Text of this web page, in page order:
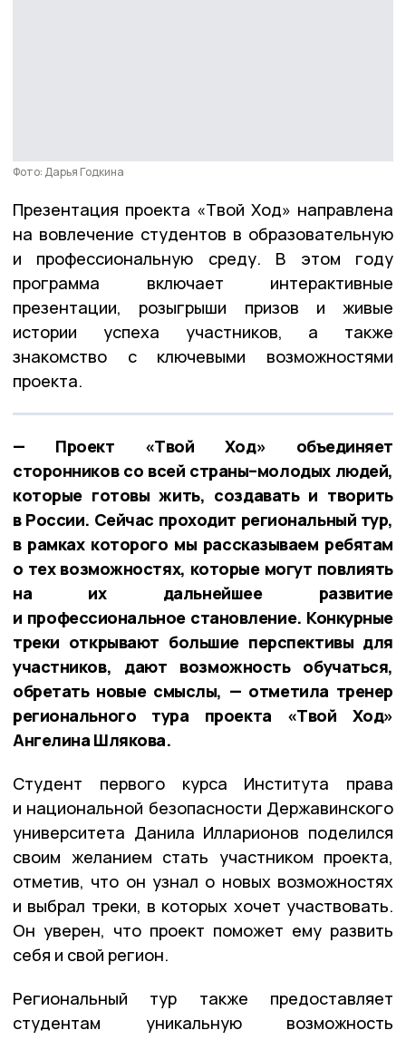
Фото: Дарья Годкина
Презентация проекта «Твой Ход» направлена
на вовлечение студентов в образовательную
и профессиональную среду. В этом году
программа включает интерактивные
презентации, розыгрыши призов и живые
истории успеха участников, а также
знакомство с ключевыми возможностями
проекта.
— Проект «Твой Ход» объединяет
сторонников со всей страны–молодых людей,
которые готовы жить, создавать и творить
в России. Сейчас проходит региональный тур,
в рамках которого мы рассказываем ребятам
о тех возможностях, которые могут повлиять
на их дальнейшее развитие
и профессиональное становление. Конкурные
треки открывают большие перспективы для
участников, дают возможность обучаться,
обретать новые смыслы, — отметила тренер
регионального тура проекта «Твой Ход»
Ангелина Шлякова.
Студент первого курса Института права
и национальной безопасности Державинского
университета Данила Илларионов поделился
своим желанием стать участником проекта,
отметив, что он узнал о новых возможностях
и выбрал треки, в которых хочет участвовать.
Он уверен, что проект поможет ему развить
себя и свой регион.
Региональный тур также предоставляет
студентам уникальную возможность